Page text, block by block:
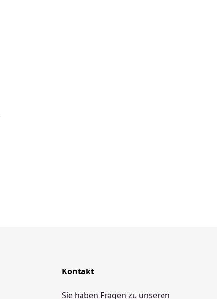
Kontakt
Sie haben Fragen zu unseren